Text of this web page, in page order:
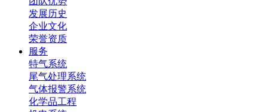
发展历史
企业文化
荣誉资质
服务
特气系统
尾气处理系统
气体报警系统
化学品工程